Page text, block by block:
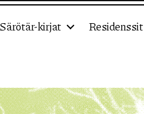
Särötär-kirjat
Residenssit